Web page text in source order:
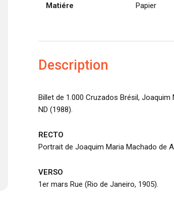
Matiére
Papier
Description
Billet de 1.000 Cruzados Brésil,
ND (1988).
RECTO
Portrait de Joaquim Maria Machado de
VERSO
1er mars Rue (Rio de Janeiro, 1905).